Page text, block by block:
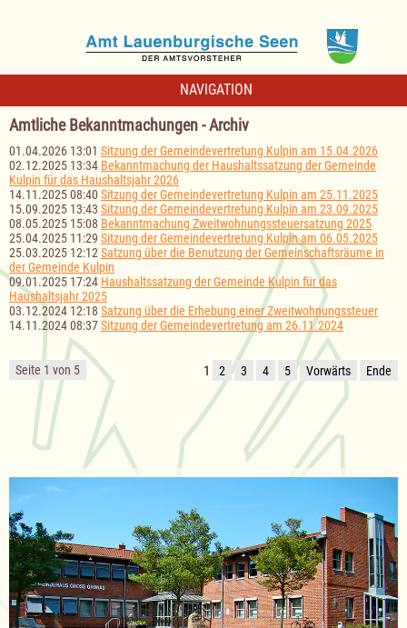
NAVIGATION
Amtliche Bekanntmachungen - Archiv
01.04.2026 13:01 Sitzung der Gemeindevertretung Kulpin am 15.04.2026
02.12.2025 13:34 Bekanntmachung der Haushaltssatzung der Gemeinde
Kulpin für das Haushaltsjahr 2026
14.11.2025 08:40 Sitzung der Gemeindevertretung Kulpin am 25.11.2025
15.09.2025 13:43 Sitzung der Gemeindevertretung Kulpin am 23.09.2025
08.05.2025 15:08 Bekanntmachung Zweitwohnungssteuersatzung 2025
25.04.2025 11:29 Sitzung der Gemeindevertretung Kulpin am 06.05.2025
25.03.2025 12:12 Satzung über die Benutzung der Gemeinschaftsräume in
der Gemeinde Kulpin
09.01.2025 17:24 Haushaltssatzung der Gemeinde Kulpin für das
Haushaltsjahr 2025
03.12.2024 12:18 Satzung über die Erhebung einer Zweitwohnungssteuer
14.11.2024 08:37Sitzung der Gemeindevertretung am 26.11.2024
Seite 1 von 5 1 2 3 4 5 Vorwärts Ende